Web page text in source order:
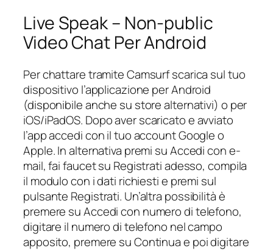
Live Speak – Non-public
Video Chat Per Android
Per chattare tramite Camsurf scarica sul tuo
dispositivo l’applicazione per Android
(disponibile anche su store alternativi) o per
iOS/iPadOS. Dopo aver scaricato e avviato
l’app accedi con il tuo account Google o
Apple. In alternativa premi su Accedi con e-
mail, fai faucet su Registrati adesso, compila
il modulo con i dati richiesti e premi sul
pulsante Registrati. Un’altra possibilità è
premere su Accedi con numero di telefono,
digitare il numero di telefono nel campo
apposito, premere su Continua e poi digitare